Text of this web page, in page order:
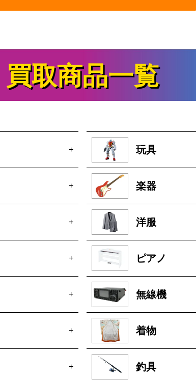
買取商品一覧
+
+
+
+
+
+
+
玩具
楽器
洋服
ピアノ
無線機
着物
釣具